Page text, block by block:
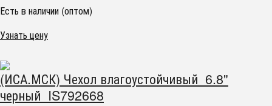
Есть в наличии (оптом)
Узнать цену
(ИСА.МСК) Чехол влагоустойчивый 6.8"
черный IS792668